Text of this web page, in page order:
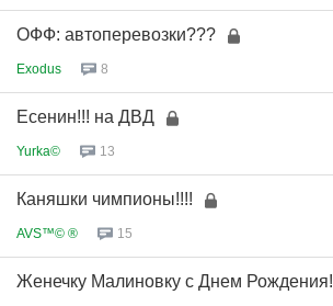
ОФФ: автоперевозки???
Exodus 8
Есенин!!! на ДВД
Yurka© 13
Каняшки чимпионы!!!!
AVS™© ® 15
Женечку Малиновку с Днем Рождения!